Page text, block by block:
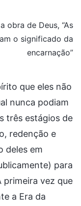
obra de Deus, “As
o significado da
encarnação”
que eles não
nunca podiam
três estágios de
redenção e
deles em
para
primeira vez que
a Era da